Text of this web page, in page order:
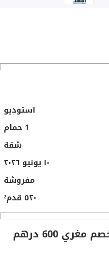
استوديو
1 حمام
شقة
١٠ يونيو ٢٠٢٦
مفروشة
٥٢٠ قدم²
600 درهم